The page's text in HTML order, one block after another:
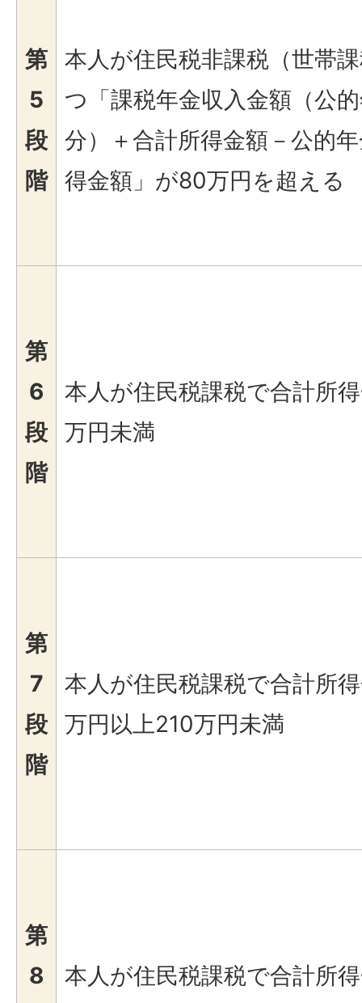
第
5
段
階
本人が住民税非課税（世帯
つ「課税年金収入金額（公
分）＋合計所得金額－公的
得金額」が80万円を超える
第
6
段
階
本人が住民税課税で合計所
万円未満
第
7
段
階
本人が住民税課税で合計所
万円以上210万円未満
第
8
本人が住民税課税で合計所